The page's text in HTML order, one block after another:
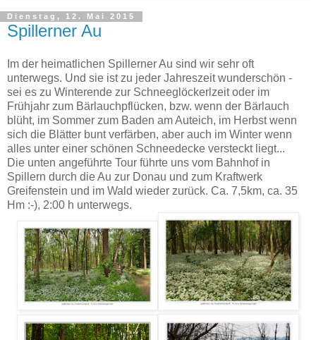
Dienstag, 12. Mai 2015
Spillerner Au
Im der heimatlichen Spillerner Au sind wir sehr oft
unterwegs. Und sie ist zu jeder Jahreszeit wunderschön -
sei es zu Winterende zur Schneeglöckerlzeit oder im
Frühjahr zum Bärlauchpflücken, bzw. wenn der Bärlauch
blüht, im Sommer zum Baden am Auteich, im Herbst wenn
sich die Blätter bunt verfärben, aber auch im Winter wenn
alles unter einer schönen Schneedecke versteckt liegt...
Die unten angeführte Tour führte uns vom Bahnhof in
Spillern durch die Au zur Donau und zum Kraftwerk
Greifenstein und im Wald wieder zurück. Ca. 7,5km, ca. 35
Hm :-), 2:00 h unterwegs.